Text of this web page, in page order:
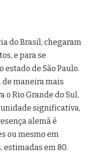
do Brasil, chegaram
e para se
de São Paulo.
de maneira mais
Rio Grande do Sul,
significativa,
alemã é
ou mesmo em
estimadas em 80.